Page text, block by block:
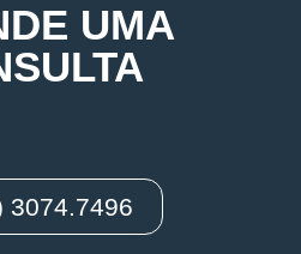
UMA
3074.7496